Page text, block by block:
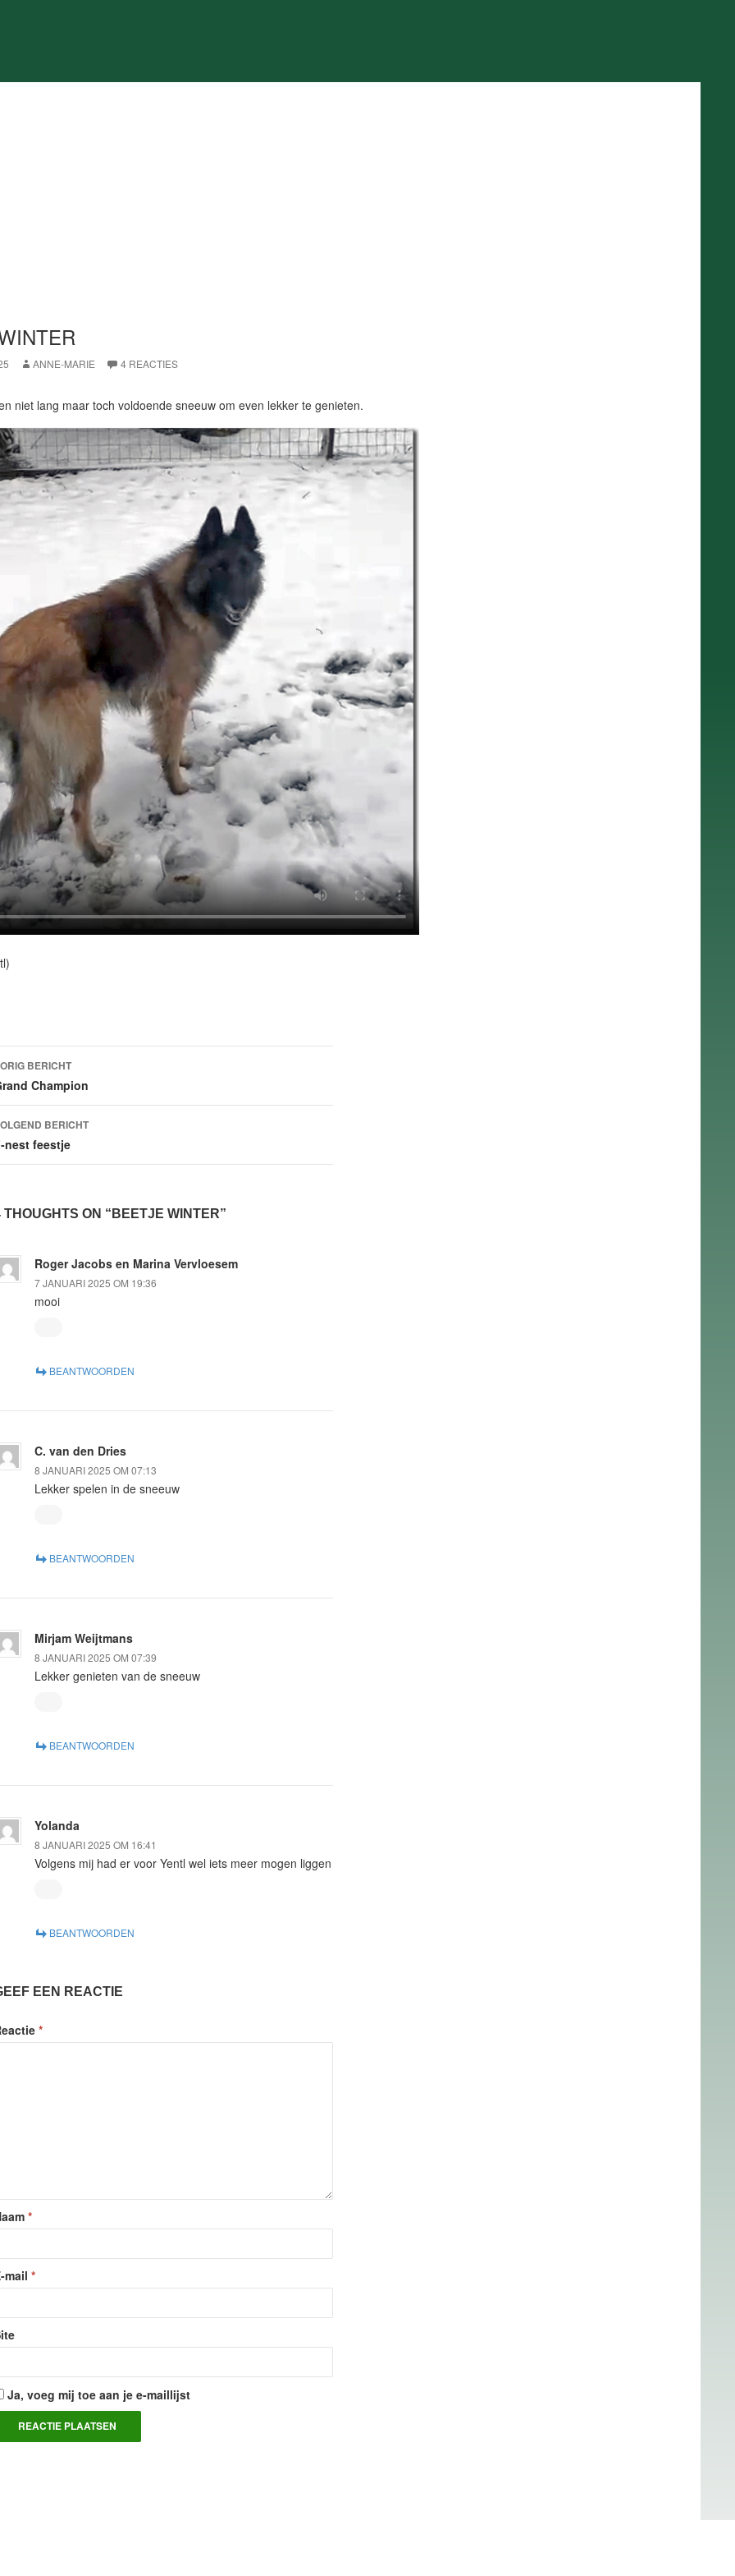
ANNE-MARIE 4 REACTIES
niet lang maar toch voldoende sneeuw om even lekker te genieten.
BERICHT
Champion
BERICHT
nest feestje
THOUGHTS ON “BEETJE WINTER”
Roger Jacobs en Marina Vervloesem
7 JANUARI 2025 OM 19:36
mooi
BEANTWOORDEN
C. van den Dries
8 JANUARI 2025 OM 07:13
Lekker spelen in de sneeuw
BEANTWOORDEN
Mirjam Weijtmans
8 JANUARI 2025 OM 07:39
Lekker genieten van de sneeuw
BEANTWOORDEN
Yolanda
8 JANUARI 2025 OM 16:41
Volgens mij had er voor Yentl wel iets meer mogen liggen
BEANTWOORDEN
EEN REACTIE
*
*
mail *
Ja, voeg mij toe aan je e-maillijst